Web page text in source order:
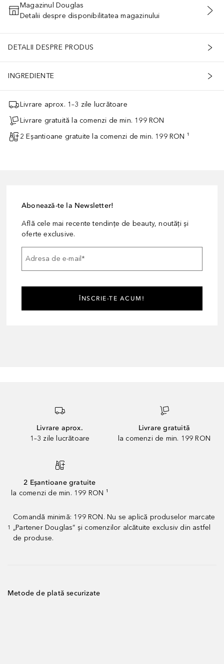
ADĂUGAȚI ÎN COŞ
Magazinul Douglas
Detalii despre disponibilitatea magazinului
DETALII DESPRE PRODUS
INGREDIENTE
Livrare aprox. 1–3 zile lucrătoare
Livrare gratuită la comenzi de min. 199 RON
2 Eșantioane gratuite la comenzi de min. 199 RON ¹
Abonează-te la Newsletter!
Află cele mai recente tendințe de beauty, noutăți și
oferte exclusive.
Adresa de e-mail*
ÎNSCRIE-TE ACUM!
Livrare aprox.
1–3 zile lucrătoare
Livrare gratuită
la comenzi de min. 199 RON
2 Eșantioane gratuite
la comenzi de min. 199 RON ¹
1
Comandă minimă: 199 RON. Nu se aplică produselor marcate
„Partener Douglas” și comenzilor alcătuite exclusiv din astfel
de produse.
Metode de plată securizate